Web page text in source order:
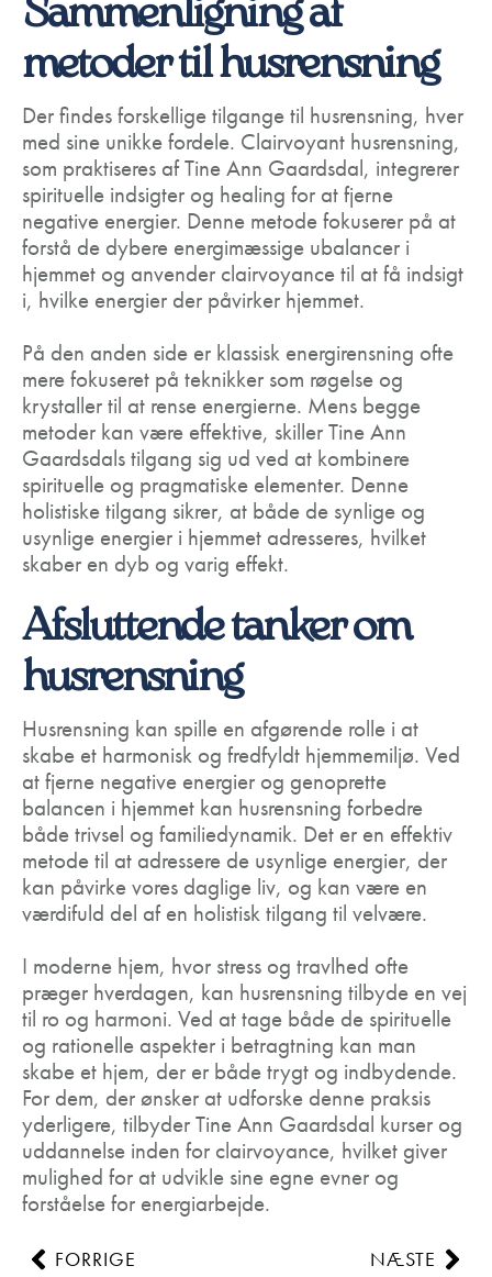
Sammenligning af
metoder til husrensning
Der findes forskellige tilgange til husrensning, hver
med sine unikke fordele. Clairvoyant husrensning,
som praktiseres af Tine Ann Gaardsdal, integrerer
spirituelle indsigter og healing for at fjerne
negative energier. Denne metode fokuserer på at
forstå de dybere energimæssige ubalancer i
hjemmet og anvender clairvoyance til at få indsigt
i, hvilke energier der påvirker hjemmet.
På den anden side er klassisk energirensning ofte
mere fokuseret på teknikker som røgelse og
krystaller til at rense energierne. Mens begge
metoder kan være effektive, skiller Tine Ann
Gaardsdals tilgang sig ud ved at kombinere
spirituelle og pragmatiske elementer. Denne
holistiske tilgang sikrer, at både de synlige og
usynlige energier i hjemmet adresseres, hvilket
skaber en dyb og varig effekt.
Afsluttende tanker om
husrensning
Husrensning kan spille en afgørende rolle i at
skabe et harmonisk og fredfyldt hjemmemiljø. Ved
at fjerne negative energier og genoprette
balancen i hjemmet kan husrensning forbedre
både trivsel og familiedynamik. Det er en effektiv
metode til at adressere de usynlige energier, der
kan påvirke vores daglige liv, og kan være en
værdifuld del af en holistisk tilgang til velvære.
I moderne hjem, hvor stress og travlhed ofte
præger hverdagen, kan husrensning tilbyde en vej
til ro og harmoni. Ved at tage både de spirituelle
og rationelle aspekter i betragtning kan man
skabe et hjem, der er både trygt og indbydende.
For dem, der ønsker at udforske denne praksis
yderligere, tilbyder Tine Ann Gaardsdal kurser og
uddannelse inden for clairvoyance, hvilket giver
mulighed for at udvikle sine egne evner og
forståelse for energiarbejde.
FORRIGE NÆSTE